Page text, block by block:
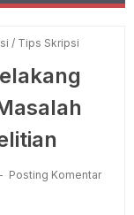
/ Tips Skripsi
Posting Komentar